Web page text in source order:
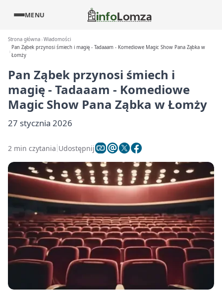
MENU
Strona główna Wiadomości
Pan Ząbek przynosi śmiech i magię - Tadaaam - Komediowe Magic Show Pana Ząbka w
Łomży
Pan Ząbek przynosi śmiech i
magię - Tadaaam - Komediowe
Magic Show Pana Ząbka w Łomży
27 stycznia 2026
2 min czytania Udostępnij